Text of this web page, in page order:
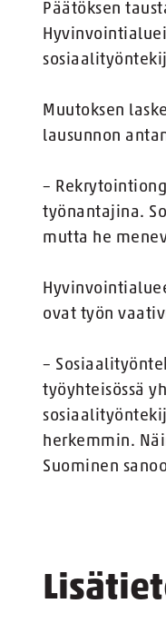
Päätöksen
Muutoksen
lausunnon
–
työnantajina.
mutta he
ovat työn
–
työyhteisössä
herkemmin.
Suominen